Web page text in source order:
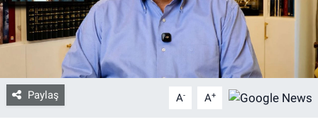
Paylaş A- A+
Gözden Kaçmasın
İletişim (Künye)